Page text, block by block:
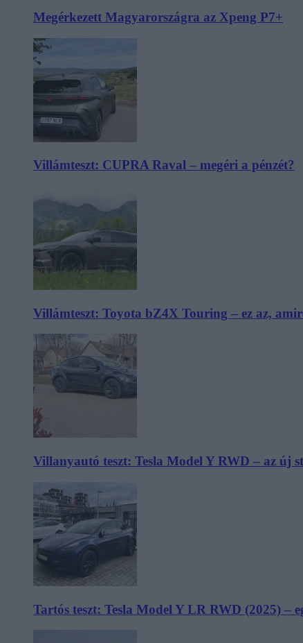
Megérkezett Magyarországra az Xpeng P7+
Villámteszt: CUPRA Raval – megéri a pénzét?
Villámteszt: Toyota bZ4X Touring – ez az,
Villanyautó teszt: Tesla Model Y RWD – az új
Tartós teszt: Tesla Model Y LR RWD (2025) –